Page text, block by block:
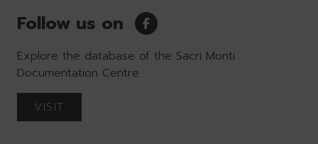
Follow us on
Explore the database of the Sacri Monti
Documentation Centre
VISIT